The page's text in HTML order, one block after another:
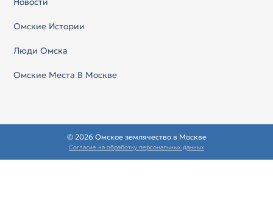
Омские Истории
Люди Омска
Омские Места В Москве
© 2026 Омское землячество в Москве
Согласие на обработку персональных данных